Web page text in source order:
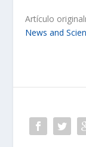
Artículo
News and